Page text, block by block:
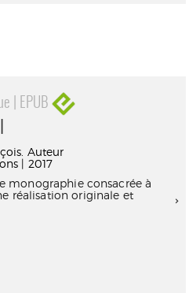
| EPUB
Auteur
| 2017
monographie consacrée à
réalisation originale et